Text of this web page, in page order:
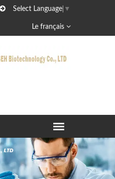
Select Language ▼
Le français